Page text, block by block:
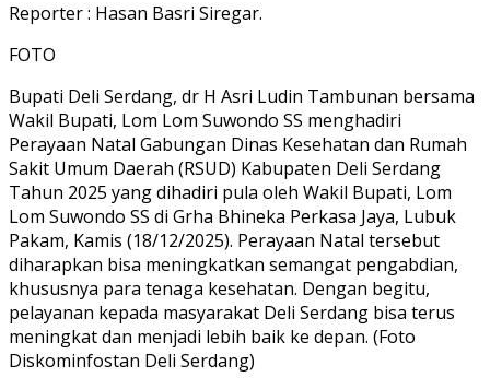
Reporter : Hasan Basri Siregar.
FOTO
Bupati Deli Serdang, dr H Asri Ludin Tambunan bersama
Wakil Bupati, Lom Lom Suwondo SS menghadiri
Perayaan Natal Gabungan Dinas Kesehatan dan Rumah
Sakit Umum Daerah (RSUD) Kabupaten Deli Serdang
Tahun 2025 yang dihadiri pula oleh Wakil Bupati, Lom
Lom Suwondo SS di Grha Bhineka Perkasa Jaya, Lubuk
Pakam, Kamis (18/12/2025). Perayaan Natal tersebut
diharapkan bisa meningkatkan semangat pengabdian,
khususnya para tenaga kesehatan. Dengan begitu,
pelayanan kepada masyarakat Deli Serdang bisa terus
meningkat dan menjadi lebih baik ke depan. (Foto
Diskominfostan Deli Serdang)